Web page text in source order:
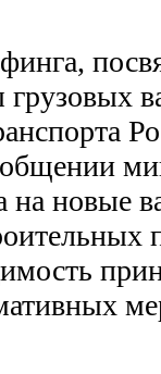
на новые